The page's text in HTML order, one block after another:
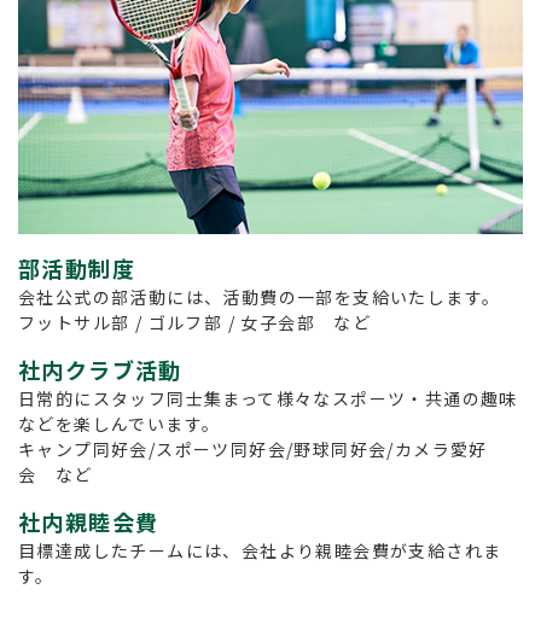
部活動制度
会社公式の部活動には、活動費の一部を支給いたします。
フットサル部 / ゴルフ部 / 女子会部 など
社内クラブ活動
日常的にスタッフ同士集まって様々なスポーツ・共通の趣味
などを楽しんでいます。
キャンプ同好会/スポーツ同好会/野球同好会/カメラ愛好
会 など
社内親睦会費
目標達成したチームには、会社より親睦会費が支給されま
す。